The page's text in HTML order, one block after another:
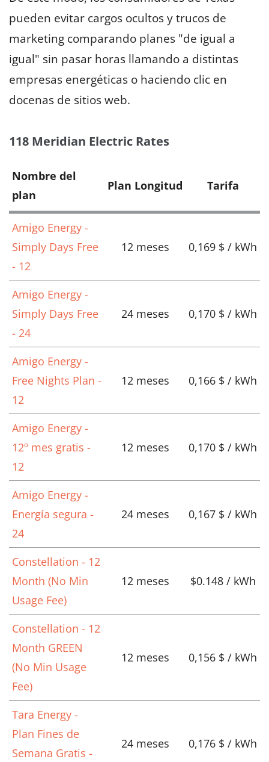
pueden evitar cargos ocultos y trucos de
marketing comparando planes "de igual a
igual" sin pasar horas llamando a distintas
empresas energéticas o haciendo clic en
docenas de sitios web.
118 Meridian Electric Rates
Nombre del
plan
Plan Longitud Tarifa
Amigo Energy -
Simply Days Free
- 12
12 meses 0,169 $ / kWh
Amigo Energy -
Simply Days Free
- 24
24 meses 0,170 $ / kWh
Amigo Energy -
Free Nights Plan -
12
12 meses 0,166 $ / kWh
Amigo Energy -
12º mes gratis -
12
12 meses 0,170 $ / kWh
Amigo Energy -
Energía segura -
24
24 meses 0,167 $ / kWh
Constellation - 12
Month (No Min
Usage Fee)
12 meses $0.148 / kWh
Constellation - 12
Month GREEN
(No Min Usage
Fee)
12 meses 0,156 $ / kWh
Tara Energy -
Plan Fines de
Semana Gratis -
24 meses 0,176 $ / kWh